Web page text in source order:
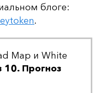
бло­ге:
.
Map и White
10. Прогноз